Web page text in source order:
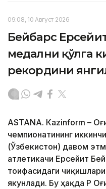
09:08, 10 Август 2026
Бейбарс
медални қўлга
рекордини
ASTANА. Кazinform –
чемпионатининг
(Ўзбекистон) давом
атлетикачи Ерсейит
тоифасидаги
якунлади. Бу ҳақда ҚР